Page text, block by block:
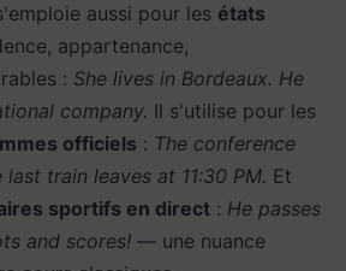
aussi pour les états
appartenance,
: She lives in Bordeaux. He
company. Il s'utilise pour les
officiels : The conference
train leaves at 11:30 PM. Et
sportifs en direct : He passes
and scores! — une nuance